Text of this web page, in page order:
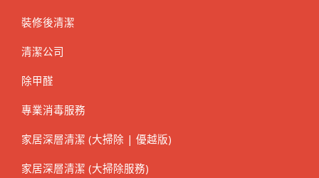
裝修後清潔
清潔公司
除甲醛
專業消毒服務
家居深層清潔 (大掃除 | 優越版)
家居深層清潔 (大掃除服務)